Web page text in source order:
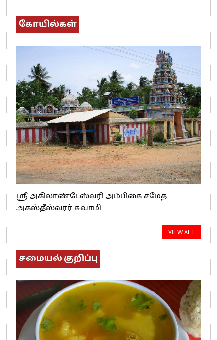
கோயில்கள்
ஸ்ரீ அகிலாண்டேஸ்வரி அம்பிகை சமேத
அகஸ்தீஸ்வரர் சுவாமி
VIEW ALL
சமையல் குறிப்பு